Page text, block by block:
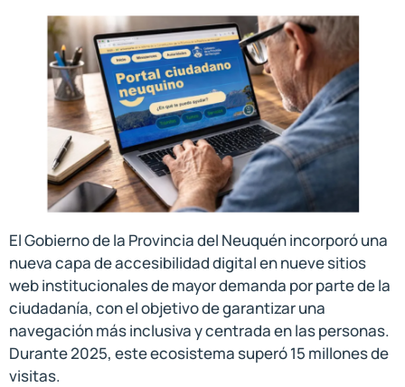
El Gobierno de la Provincia del Neuquén incorporó una
nueva capa de accesibilidad digital en nueve sitios
web institucionales de mayor demanda por parte de la
ciudadanía, con el objetivo de garantizar una
navegación más inclusiva y centrada en las personas.
Durante 2025, este ecosistema superó 15 millones de
visitas.